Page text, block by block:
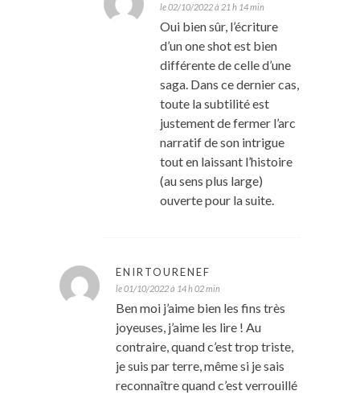
le 02/10/2022 à 21 h 14 min
Oui bien sûr, l’écriture
d’un one shot est bien
différente de celle d’une
saga. Dans ce dernier cas,
toute la subtilité est
justement de fermer l’arc
narratif de son intrigue
tout en laissant l’histoire
(au sens plus large)
ouverte pour la suite.
ENIRTOURENEF
le 01/10/2022 à 14 h 02 min
Ben moi j’aime bien les fins très
joyeuses, j’aime les lire ! Au
contraire, quand c’est trop triste,
je suis par terre, même si je sais
reconnaître quand c’est verrouillé